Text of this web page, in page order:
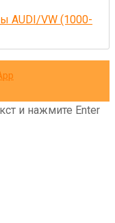
и нажмите Enter